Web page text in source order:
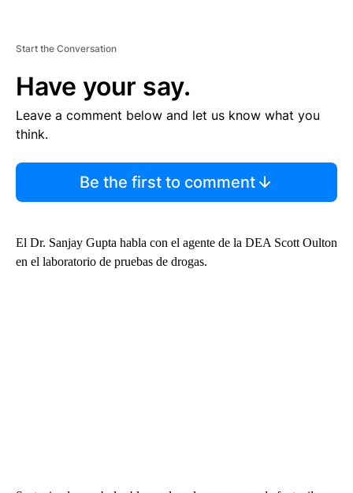
Start the Conversation
Have your say.
Leave a comment below and let us know what you
think.
Be the first to comment
El Dr. Sanjay Gupta habla con el agente de la DEA Scott Oulton
en el laboratorio de pruebas de drogas.